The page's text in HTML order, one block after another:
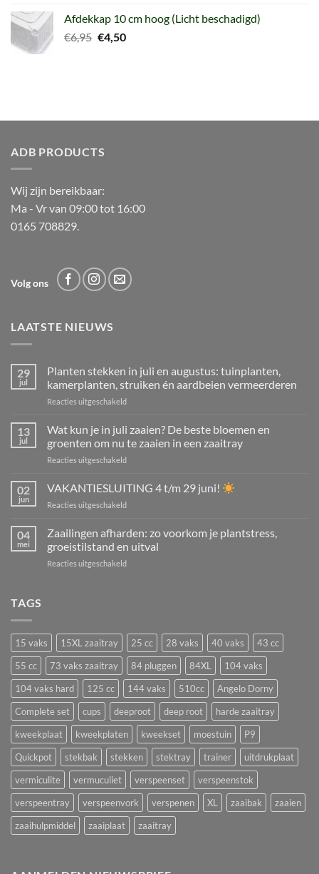
was:
€6,95.
is:
€5,99.
Afdekkap 10 cm hoog (Licht beschadigd)
€6,95 Oorspronkelijke
€4,50Huidige
ADB PRODUCTS
Wij zijn bereikbaar:
Ma - Vr van 09:00 tot 16:00
0165 708829.
Volg ons
LAATSTE NIEUWS
29
jul
Planten stekken in juli en augustus: tuinplanten,
kamerplanten, struiken én aardbeien vermeerderen
Reacties uitgeschakeldvoor
stekken
in
juli
en
tuinplanten,
struiken
aardbeien
vermeerderen
13
jul
Wat kun je in juli zaaien? De beste bloemen en
groenten om nu te zaaien in een zaaitray
Reacties uitgeschakeldvoor
kun
je
in
zaaien?
De
bloemen
zaaien
in
een
zaaitray
02
jun
VAKANTIESLUITING 4 t/m 29 juni!
Reacties uitgeschakeldvoor
t/m
29
juni!
04
mei
Zaailingen afharden: zo voorkom je plantstress,
groeistilstand en uitval
Reacties uitgeschakeldvoor
plantstress,
groeistilstand
en
uitval
TAGS
15 vaks 15XL zaaitray 25 cc 28 vaks 40 vaks
43 cc
55 cc
73 vaks zaaitray 84 pluggen 84XL
104 vaks
104 vaks hard
125 cc 144 vaks 510cc
Angelo Dorny
Complete set
cups deeproot deep root
harde zaaitray
kweekplaat
kweekplaten kweekset moestuin
P9
Quickpot
stekbak stekken stektray trainer
uitdrukplaat
vermiculite
vermuculiet verspeenset
verspeenstok
verspeentray
verspeenvork verspenen XL zaaibak
zaaien
zaaihulpmiddel
zaaiplaat zaaitray